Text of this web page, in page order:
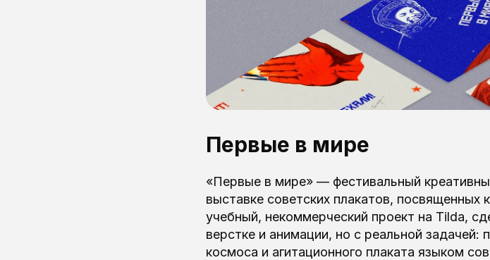
Первые в мире
«Первые в мире» — фестивальный
выставке советских плакатов,
учебный, некоммерческий проект на Tilda,
верстке и анимации, но с реальной задачей:
космоса и агитационного плаката языком